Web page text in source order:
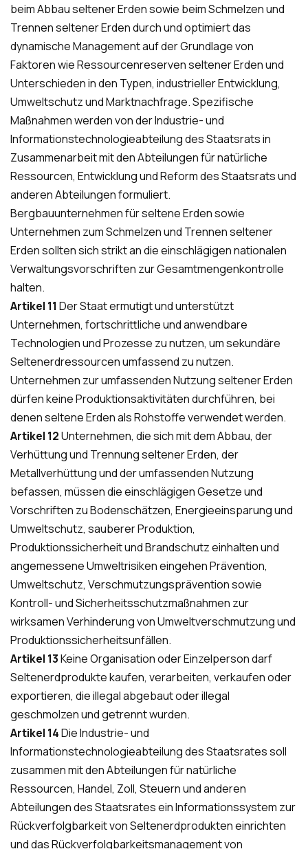
beim Abbau seltener Erden sowie beim Schmelzen und
Trennen seltener Erden durch und optimiert das
dynamische Management auf der Grundlage von
Faktoren wie Ressourcenreserven seltener Erden und
Unterschieden in den Typen, industrieller Entwicklung,
Umweltschutz und Marktnachfrage. Spezifische
Maßnahmen werden von der Industrie- und
Informationstechnologieabteilung des Staatsrats in
Zusammenarbeit mit den Abteilungen für natürliche
Ressourcen, Entwicklung und Reform des Staatsrats und
anderen Abteilungen formuliert.
Bergbauunternehmen für seltene Erden sowie
Unternehmen zum Schmelzen und Trennen seltener
Erden sollten sich strikt an die einschlägigen nationalen
Verwaltungsvorschriften zur Gesamtmengenkontrolle
halten.
Artikel 11 Der Staat ermutigt und unterstützt
Unternehmen, fortschrittliche und anwendbare
Technologien und Prozesse zu nutzen, um sekundäre
Seltenerdressourcen umfassend zu nutzen.
Unternehmen zur umfassenden Nutzung seltener Erden
dürfen keine Produktionsaktivitäten durchführen, bei
denen seltene Erden als Rohstoffe verwendet werden.
Artikel 12Unternehmen, die sich mit dem Abbau, der
Verhüttung und Trennung seltener Erden, der
Metallverhüttung und der umfassenden Nutzung
befassen, müssen die einschlägigen Gesetze und
Vorschriften zu Bodenschätzen, Energieeinsparung und
Umweltschutz, sauberer Produktion,
Produktionssicherheit und Brandschutz einhalten und
angemessene Umweltrisiken eingehen Prävention,
Umweltschutz, Verschmutzungsprävention sowie
Kontroll- und Sicherheitsschutzmaßnahmen zur
wirksamen Verhinderung von Umweltverschmutzung und
Produktionssicherheitsunfällen.
Artikel 13Keine Organisation oder Einzelperson darf
Seltenerdprodukte kaufen, verarbeiten, verkaufen oder
exportieren, die illegal abgebaut oder illegal
geschmolzen und getrennt wurden.
Artikel 14Die Industrie- und
Informationstechnologieabteilung des Staatsrates soll
zusammen mit den Abteilungen für natürliche
Ressourcen, Handel, Zoll, Steuern und anderen
Abteilungen des Staatsrates ein Informationssystem zur
Rückverfolgbarkeit von Seltenerdprodukten einrichten
und das Rückverfolgbarkeitsmanagement von